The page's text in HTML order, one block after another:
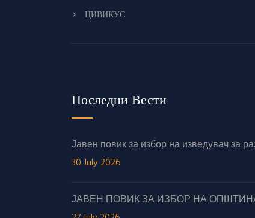
ЦИВИКУС
Последни Вести
Јавен повик за избор на изведувач за
30 July 2026
ЈАВЕН ПОВИК ЗА ИЗБОР НА